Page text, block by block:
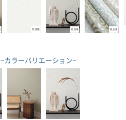
−カラーバリエーション−